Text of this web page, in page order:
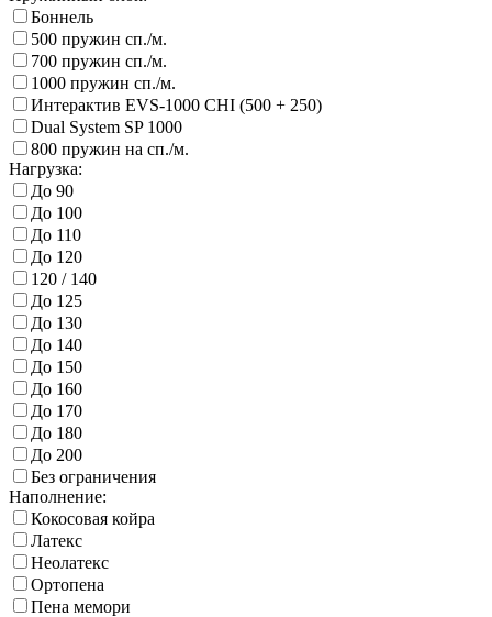
Боннель
500 пружин сп./м.
700 пружин сп./м.
1000 пружин сп./м.
Интерактив EVS-1000 CHI (500 + 250)
Dual System SP 1000
800 пружин на сп./м.
Нагрузка:
До 90
До 100
До 110
До 120
120 / 140
До 125
До 130
До 140
До 150
До 160
До 170
До 180
До 200
Без ограничения
Наполнение:
Кокосовая койра
Латекс
Неолатекс
Ортопена
Пена мемори